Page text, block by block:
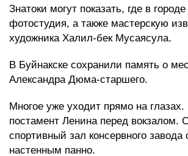
Знатоки могут показать, где в
фотостудия, а также мастерскую
художника Халил-бек Мусаясула.
В Буйнакске сохранили память о
Александра Дюма-старшего.
Многое уже уходит прямо на глазах.
постамент Ленина перед вокзалом.
спортивный зал консервного
настенным панно.